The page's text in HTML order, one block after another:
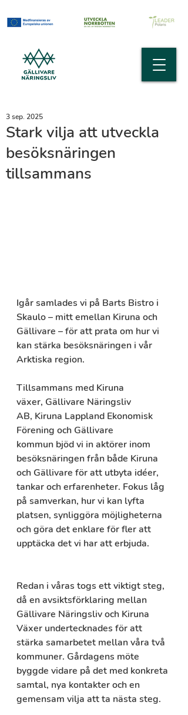
Stark vilja att utveckla
besöksnäringen
tillsammans
3 sep. 2025
Igår samlades vi på Barts Bistro i
Skaulo – mitt emellan Kiruna och
Gällivare – för att prata om hur vi
kan stärka besöksnäringen i vår
Arktiska region.
Tillsammans med Kiruna
växer, Gällivare Näringsliv
AB, Kiruna Lappland Ekonomisk
Förening och Gällivare
kommun bjöd vi in aktörer inom
besöksnäringen från både Kiruna
och Gällivare för att utbyta idéer,
tankar och erfarenheter. Fokus låg
på samverkan, hur vi kan lyfta
platsen, synliggöra möjligheterna
och göra det enklare för fler att
upptäcka det vi har att erbjuda.
Redan i våras togs ett viktigt steg,
då en avsiktsförklaring mellan
Gällivare Näringsliv och Kiruna
Växer undertecknades för att
stärka samarbetet mellan våra två
kommuner. Gårdagens möte
byggde vidare på det med konkreta
samtal, nya kontakter och en
gemensam vilja att ta nästa steg.